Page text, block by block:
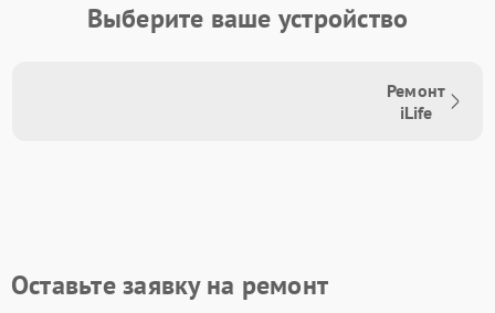
Выберите ваше устройство
Ремонт
iLife
Оставьте заявку на ремонт